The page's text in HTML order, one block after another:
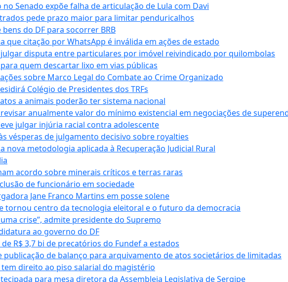
Senado expõe falha de articulação de Lula com Davi
pede prazo maior para limitar penduricalhos
do DF para socorrer BRB
que citação por WhatsApp é inválida em ações de estado
julgar disputa entre particulares por imóvel reivindicado por quilombolas
quem descartar lixo em vias públicas
sobre Marco Legal do Combate ao Crime Organizado
Colégio de Presidentes dos TRFs
a animais poderão ter sistema nacional
anualmente valor do mínimo existencial em negociações de
julgar injúria racial contra adolescente
vésperas de julgamento decisivo sobre royalties
nova metodologia aplicada à Recuperação Judicial Rural
acordo sobre minerais críticos e terras raras
de funcionário em sociedade
Jane Franco Martins em posse solene
tornou centro da tecnologia eleitoral e o futuro da democracia
crise”, admite presidente do Supremo
ao governo do DF
R$ 3,7 bi de precatórios do Fundef a estados
publicação de balanço para arquivamento de atos societários de limitadas
direito ao piso salarial do magistério
para mesa diretora da Assembleia Legislativa de Sergipe